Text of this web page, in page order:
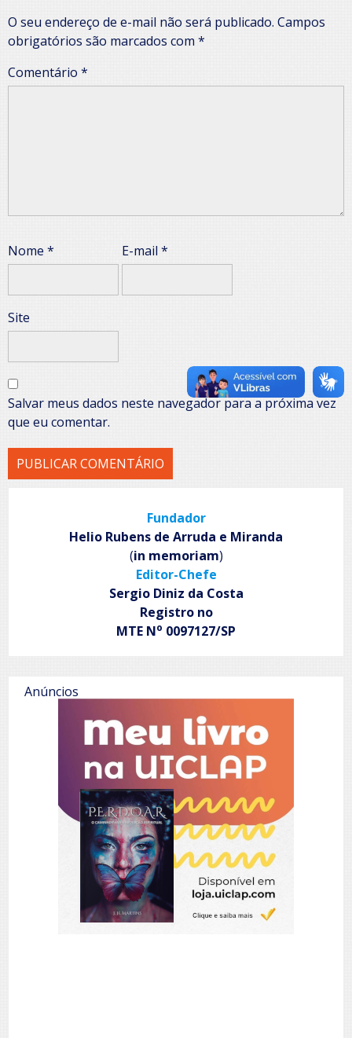
O seu endereço de e-mail não será publicado. Campos
obrigatórios são marcados com *
Comentário *
Nome * E-mail*
Site
Salvar meus dados neste navegador para a próxima vez
que eu comentar.
Fundador
Helio Rubens de Arruda e Miranda
(in memoriam)
Editor-Chefe
Sergio Diniz da Costa
Registro no
MTE No 0097127/SP
Anúncios